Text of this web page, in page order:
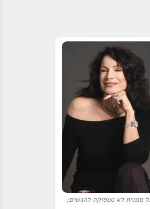
סנונית לא מפסיקה להגשים;